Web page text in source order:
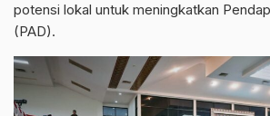
potensi lokal untuk meningkatkan
(PAD).